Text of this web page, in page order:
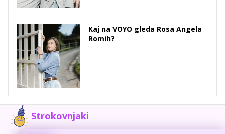
Kaj na VOYO gleda Rosa Angela
Romih?
Strokovnjaki